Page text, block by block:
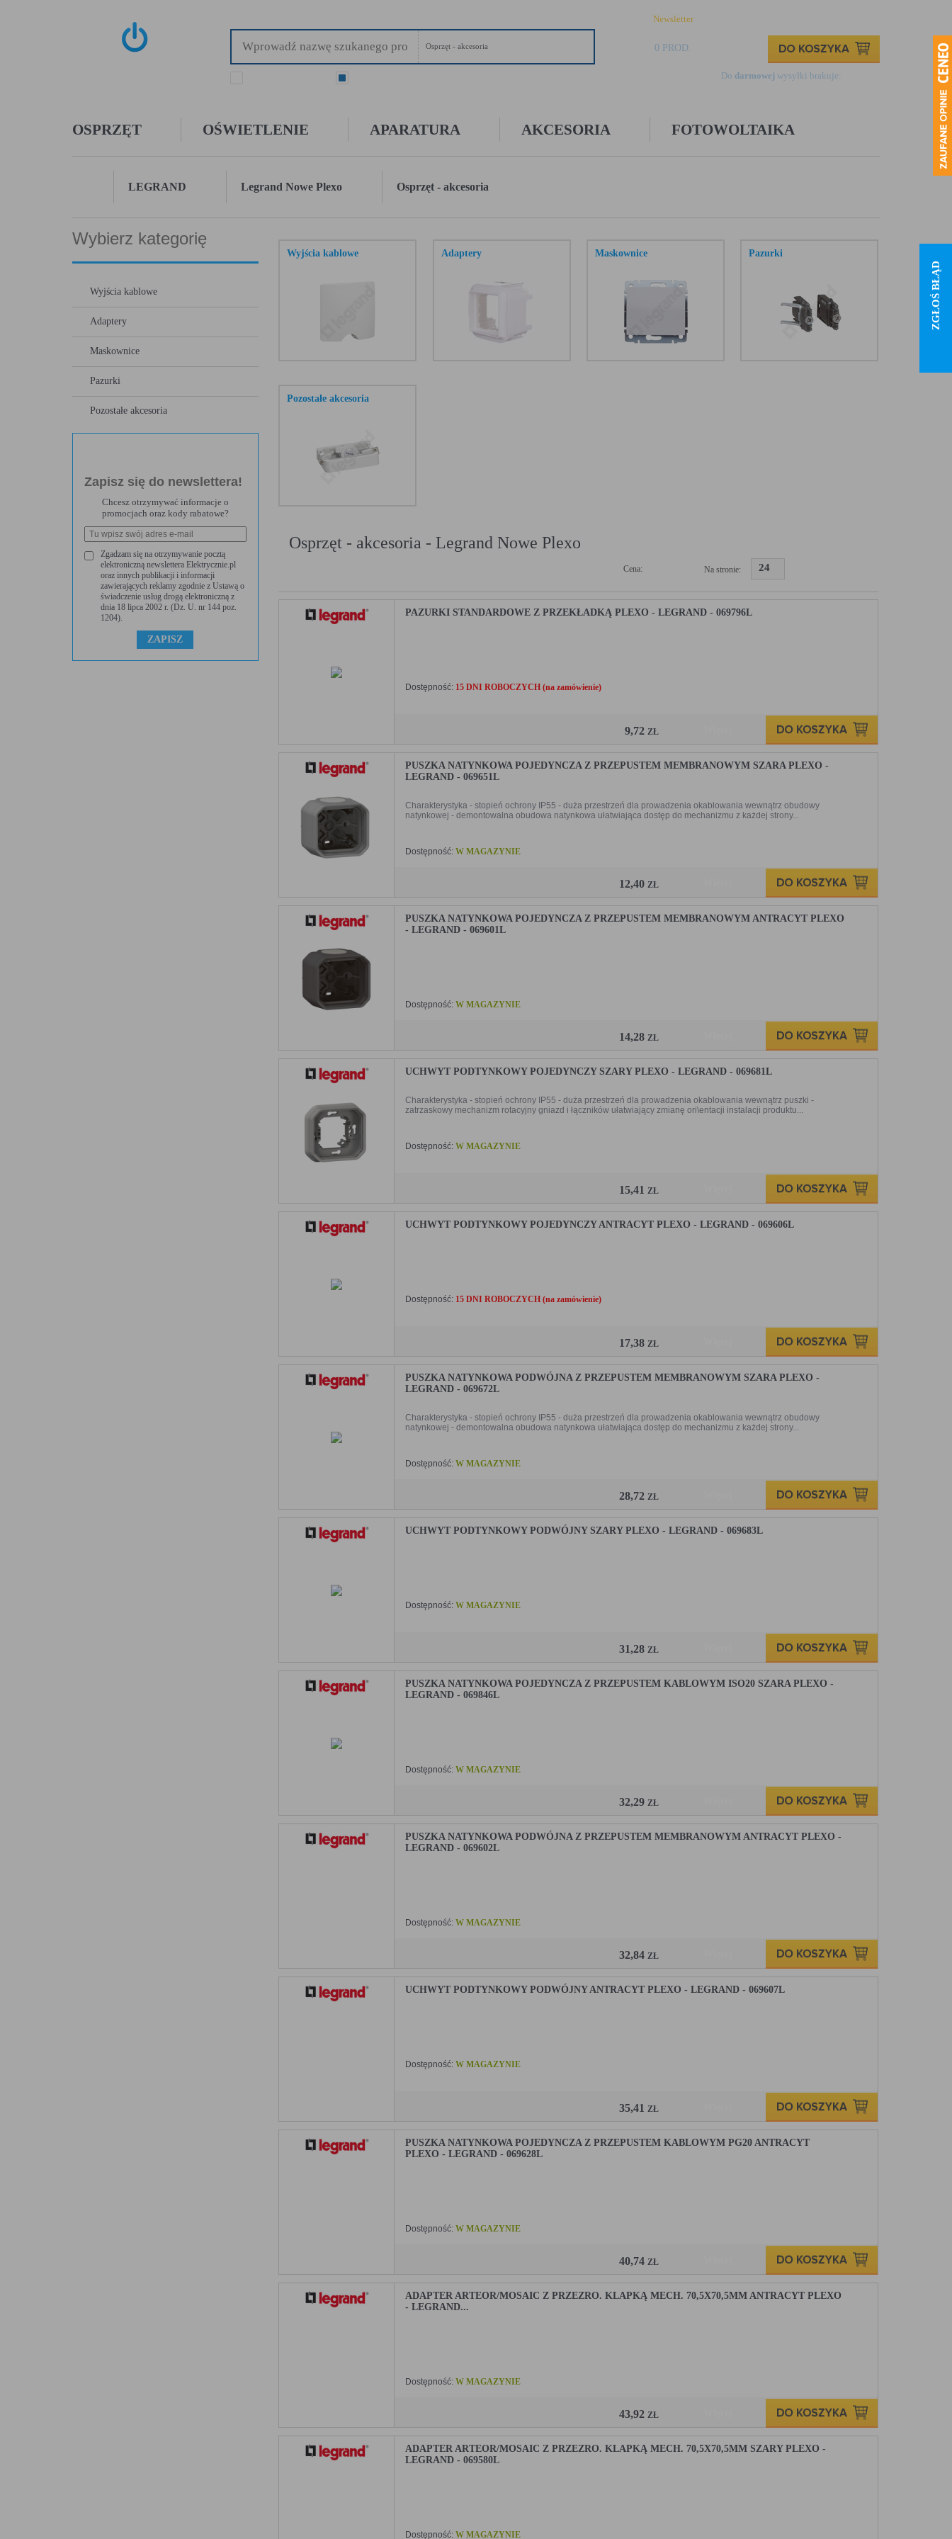
Osprzęt - akcesoria
Newsletter
0 PROD.
Do darmowej wysyłki brakuje:
OSPRZĘT OŚWIETLENIE APARATURA AKCESORIA FOTOWOLTAIKA
LEGRAND Legrand Nowe Plexo Osprzęt - akcesoria
Wybierz kategorię
Wyjścia kablowe
Adaptery
Maskownice
Pazurki
Pozostałe akcesoria
Zapisz się do newslettera!
Chcesz otrzymywać informacje o
promocjach oraz kody rabatowe?
Zgadzam się na otrzymywanie pocztą
elektroniczną newslettera Elektrycznie.pl
oraz innych publikacji i informacji
zawierających reklamy zgodnie z Ustawą o
świadczenie usług drogą elektroniczną z
dnia 18 lipca 2002 r. (Dz. U. nr 144 poz.
1204).
Wyjścia kablowe Adaptery Maskownice Pazurki
Pozostałe akcesoria
Osprzęt - akcesoria - Legrand Nowe Plexo
Na stronie: 24
Cena:
PAZURKI STANDARDOWE Z PRZEKŁADKĄ PLEXO - LEGRAND - 069796L
Dostępność: 15 DNI ROBOCZYCH (na zamówienie)
9,72 ZŁ
PUSZKA NATYNKOWA POJEDYNCZA Z PRZEPUSTEM MEMBRANOWYM SZARA PLEXO -
LEGRAND - 069651L
Charakterystyka - stopień ochrony IP55 - duża przestrzeń dla prowadzenia okablowania wewnątrz obudowy
natynkowej - demontowalna obudowa natynkowa ułatwiająca dostęp do mechanizmu z każdej strony...
Dostępność:W MAGAZYNIE
12,40 ZŁ
PUSZKA NATYNKOWA POJEDYNCZA Z PRZEPUSTEM MEMBRANOWYM ANTRACYT PLEXO
- LEGRAND - 069601L
Dostępność:W MAGAZYNIE
14,28 ZŁ
UCHWYT PODTYNKOWY POJEDYNCZY SZARY PLEXO - LEGRAND - 069681L
Charakterystyka - stopień ochrony IP55 - duża przestrzeń dla prowadzenia okablowania wewnątrz puszki -
zatrzaskowy mechanizm rotacyjny gniazd i łączników ułatwiający zmianę ori\entacji instalacji produktu...
Dostępność:W MAGAZYNIE
15,41 ZŁ
UCHWYT PODTYNKOWY POJEDYNCZY ANTRACYT PLEXO - LEGRAND - 069606L
Dostępność: 15 DNI ROBOCZYCH (na zamówienie)
17,38 ZŁ
PUSZKA NATYNKOWA PODWÓJNA Z PRZEPUSTEM MEMBRANOWYM SZARA PLEXO -
LEGRAND - 069672L
Charakterystyka - stopień ochrony IP55 - duża przestrzeń dla prowadzenia okablowania wewnątrz obudowy
natynkowej - demontowalna obudowa natynkowa ułatwiająca dostęp do mechanizmu z każdej strony...
Dostępność:W MAGAZYNIE
28,72 ZŁ
UCHWYT PODTYNKOWY PODWÓJNY SZARY PLEXO - LEGRAND - 069683L
Dostępność:W MAGAZYNIE
31,28 ZŁ
PUSZKA NATYNKOWA POJEDYNCZA Z PRZEPUSTEM KABLOWYM ISO20 SZARA PLEXO -
LEGRAND - 069846L
Dostępność:W MAGAZYNIE
32,29 ZŁ
PUSZKA NATYNKOWA PODWÓJNA Z PRZEPUSTEM MEMBRANOWYM ANTRACYT PLEXO -
LEGRAND - 069602L
Dostępność:W MAGAZYNIE
32,84 ZŁ
UCHWYT PODTYNKOWY PODWÓJNY ANTRACYT PLEXO - LEGRAND - 069607L
Dostępność:W MAGAZYNIE
35,41 ZŁ
PUSZKA NATYNKOWA POJEDYNCZA Z PRZEPUSTEM KABLOWYM PG20 ANTRACYT
PLEXO - LEGRAND - 069628L
Dostępność:W MAGAZYNIE
40,74 ZŁ
ADAPTER ARTEOR/MOSAIC Z PRZEZRO. KLAPKĄ MECH. 70,5X70,5MM ANTRACYT PLEXO
- LEGRAND...
Dostępność:W MAGAZYNIE
43,92 ZŁ
ADAPTER ARTEOR/MOSAIC Z PRZEZRO. KLAPKĄ MECH. 70,5X70,5MM SZARY PLEXO -
LEGRAND - 069580L
Dostępność:W MAGAZYNIE
ZGŁOŚ BŁĄD